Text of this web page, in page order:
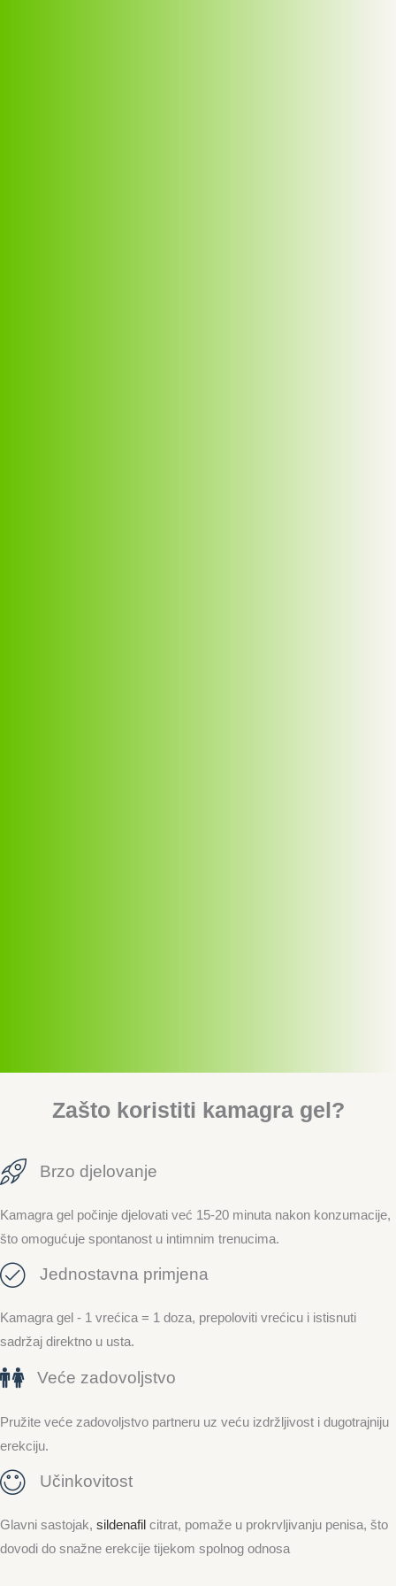
Zašto koristiti kamagra gel?
Brzo djelovanje
Kamagra gel počinje djelovati već 15-20 minuta nakon konzumacije,
što omogućuje spontanost u intimnim trenucima.
Jednostavna primjena
Kamagra gel - 1 vrećica = 1 doza, prepoloviti vrećicu i istisnuti
sadržaj direktno u usta.
Veće zadovoljstvo
Pružite veće zadovoljstvo partneru uz veću izdržljivost i dugotrajniju
erekciju.
Učinkovitost
Glavni sastojak, sildenafil citrat, pomaže u prokrvljivanju penisa, što
dovodi do snažne erekcije tijekom spolnog odnosa